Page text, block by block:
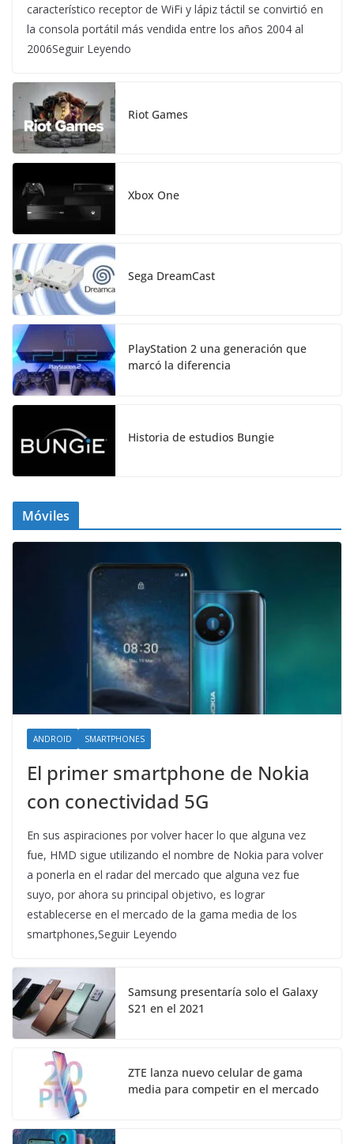
característico receptor de WiFi y lápiz táctil se convirtió en
la consola portátil más vendida entre los años 2004 al
2006Seguir Leyendo
Riot Games
Xbox One
Sega DreamCast
PlayStation 2 una generación que
marcó la diferencia
Historia de estudios Bungie
Móviles
ANDROID SMARTPHONES
El primer smartphone de Nokia
con conectividad 5G
En sus aspiraciones por volver hacer lo que alguna vez
fue, HMD sigue utilizando el nombre de Nokia para volver
a ponerla en el radar del mercado que alguna vez fue
suyo, por ahora su principal objetivo, es lograr
establecerse en el mercado de la gama media de los
smartphones,Seguir Leyendo
Samsung presentaría solo el Galaxy
S21 en el 2021
ZTE lanza nuevo celular de gama
media para competir en el mercado